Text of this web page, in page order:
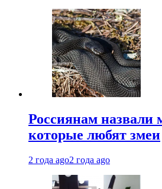
Россиянам назвали
которые любят змеи
2 года ago2 года ago